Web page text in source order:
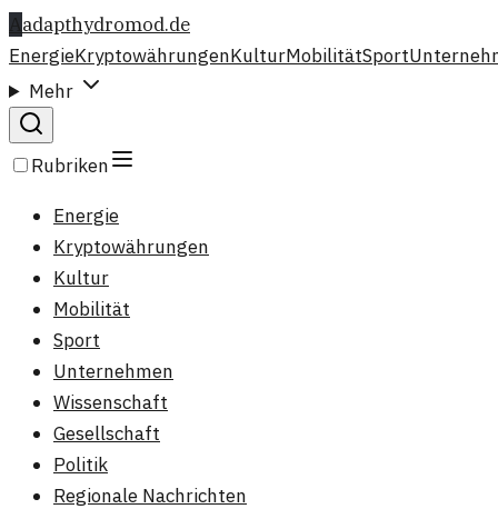
Aadapthydromod.de
EnergieKryptowährungenKulturMobilitätSport
Mehr
Rubriken
Energie
Kryptowährungen
Kultur
Mobilität
Sport
Unternehmen
Wissenschaft
Gesellschaft
Politik
Regionale Nachrichten